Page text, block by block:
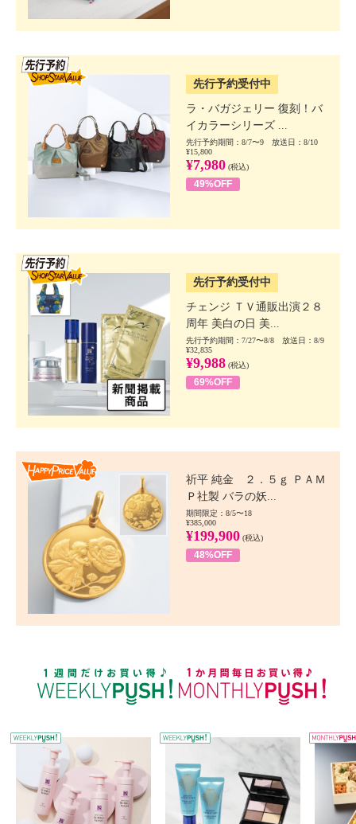
先行予約受付中
ラ・バガジェリー 復刻！バ
イカラーシリーズ ...
先行予約期間：8/7〜9 放送日：8/10
¥15,800
¥7,980 (税込)
49%OFF
先行予約受付中
チェンジ ＴＶ通販出演２８
周年 美白の日 美...
先行予約期間：7/27〜8/8 放送日：8/9
¥32,835
¥9,988 (税込)
69%OFF
祈平 純金 ２．５ｇ ＰＡＭ
Ｐ社製 バラの妖...
期間限定：8/5〜18
¥385,000
¥199,900 (税込)
48%OFF
WEEKLY PUSH